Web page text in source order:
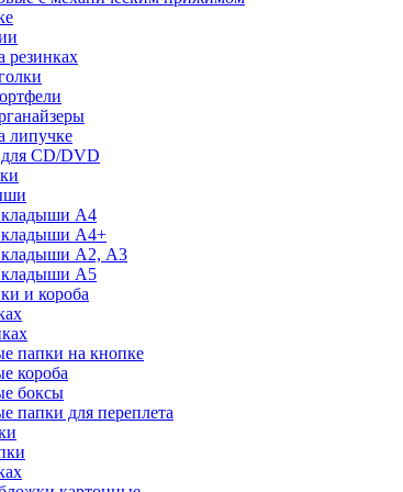
резинках
липучке
CD/DVD
А4
А4+
А2, А3
А5
и короба
папки на кнопке
короба
боксы
папки для переплета